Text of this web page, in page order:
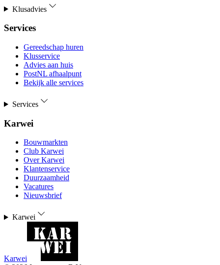
Klusadvies
Services
Gereedschap huren
Klusservice
Advies aan huis
PostNL afhaalpunt
Bekijk alle services
Services
Karwei
Bouwmarkten
Club Karwei
Over Karwei
Klantenservice
Duurzaamheid
Vacatures
Nieuwsbrief
Karwei
Karwei